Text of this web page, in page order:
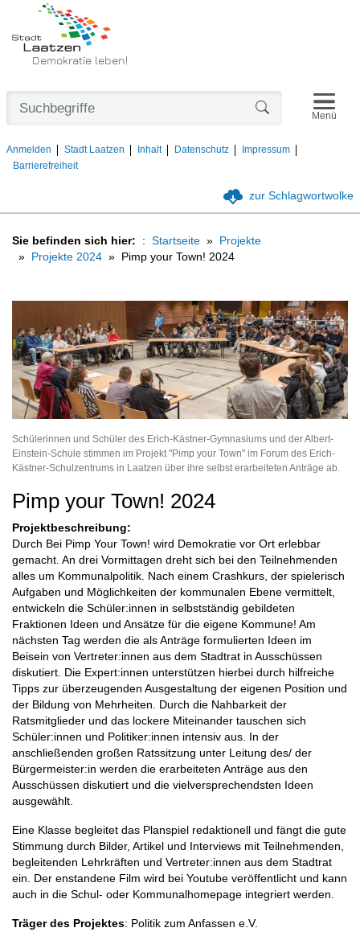
Demokratie leben!
Anmelden Stadt Laatzen Inhalt Datenschutz
Impressum
Barrierefreiheit
Menü
zur Schlagwortwolke
Sie befinden sich hier: Startseite
Projekte
Projekte 2024
Pimp your Town! 2024
Schülerinnen und Schüler des Erich-Kästner-Gymnasiums und der Albert-
Einstein-Schule stimmen im Projekt "Pimp your Town" im Forum des Erich-
Kästner-Schulzentrums in Laatzen über ihre selbst erarbeiteten Anträge ab.
Pimp your Town! 2024
Projektbeschreibung:
Durch Bei Pimp Your Town! wird Demokratie vor Ort erlebbar
gemacht. An drei Vormittagen dreht sich bei den Teilnehmenden
alles um Kommunalpolitik. Nach einem Crashkurs, der spielerisch
Aufgaben und Möglichkeiten der kommunalen Ebene vermittelt,
entwickeln die Schüler:innen in selbstständig gebildeten
Fraktionen Ideen und Ansätze für die eigene Kommune! Am
nächsten Tag werden die als Anträge formulierten Ideen im
Beisein von Vertreter:innen aus dem Stadtrat in Ausschüssen
diskutiert. Die Expert:innen unterstützen hierbei durch hilfreiche
Tipps zur überzeugenden Ausgestaltung der eigenen Position und
der Bildung von Mehrheiten. Durch die Nahbarkeit der
Ratsmitglieder und das lockere Miteinander tauschen sich
Schüler:innen und Politiker:innen intensiv aus. In der
anschließenden großen Ratssitzung unter Leitung des/ der
Bürgermeister:in werden die erarbeiteten Anträge aus den
Ausschüssen diskutiert und die vielversprechendsten Ideen
ausgewählt.
Eine Klasse begleitet das Planspiel redaktionell und fängt die gute
Stimmung durch Bilder, Artikel und Interviews mit Teilnehmenden,
begleitenden Lehrkräften und Vertreter:innen aus dem Stadtrat
ein. Der enstandene Film wird bei Youtube veröffentlicht und kann
auch in die Schul- oder Kommunalhomepage integriert werden.
Träger des Projektes: Politik zum Anfassen e.V.